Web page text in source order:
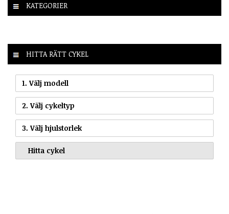
KATEGORIER
HITTA RÄTT CYKEL
1. Välj modell
2. Välj cykeltyp
3. Välj hjulstorlek